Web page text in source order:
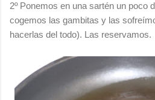
2º Ponemos en una sartén un poco
cogemos las gambitas y las
hacerlas del todo). Las reservamos.